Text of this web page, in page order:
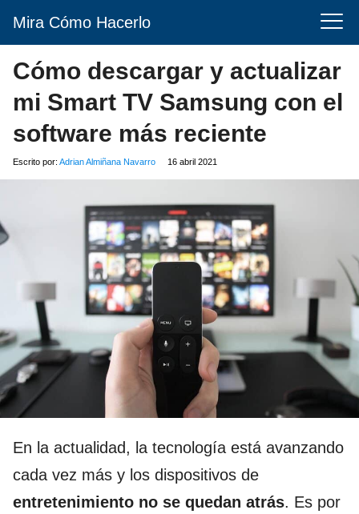
Mira Cómo Hacerlo
Cómo descargar y actualizar
mi Smart TV Samsung con el
software más reciente
Escrito por: Adrian Almiñana Navarro 16 abril 2021
En la actualidad, la tecnología está avanzando
cada vez más y los dispositivos de
entretenimiento no se quedan atrás. Es por